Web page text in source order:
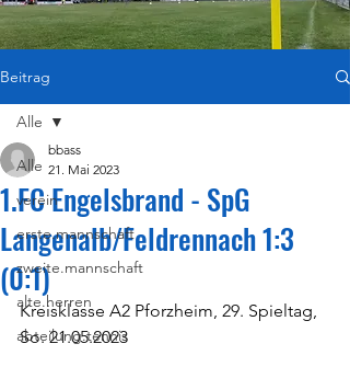
Beitrag
Alle
verein
erste.mannschaft
zweite.mannschaft
alte.herren
abteilung.tennis
Alle
1.FC Engelsbrand - SpG
Langenalb/Feldrennach 1:3
(0:1)
bbass
21. Mai 2023
Kreisklasse A2 Pforzheim, 29. Spieltag,
So. 21.05.2023